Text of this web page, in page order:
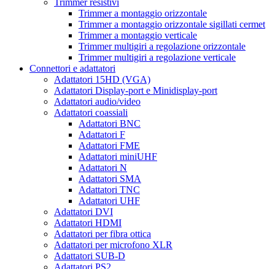
Trimmer resistivi
Trimmer a montaggio orizzontale
Trimmer a montaggio orizzontale sigillati cermet
Trimmer a montaggio verticale
Trimmer multigiri a regolazione orizzontale
Trimmer multigiri a regolazione verticale
Connettori e adattatori
Adattatori 15HD (VGA)
Adattatori Display-port e Minidisplay-port
Adattatori audio/video
Adattatori coassiali
Adattatori BNC
Adattatori F
Adattatori FME
Adattatori miniUHF
Adattatori N
Adattatori SMA
Adattatori TNC
Adattatori UHF
Adattatori DVI
Adattatori HDMI
Adattatori per fibra ottica
Adattatori per microfono XLR
Adattatori SUB-D